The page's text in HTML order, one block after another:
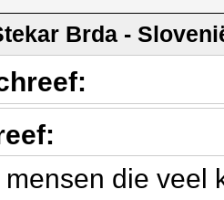
Brda -
die veel